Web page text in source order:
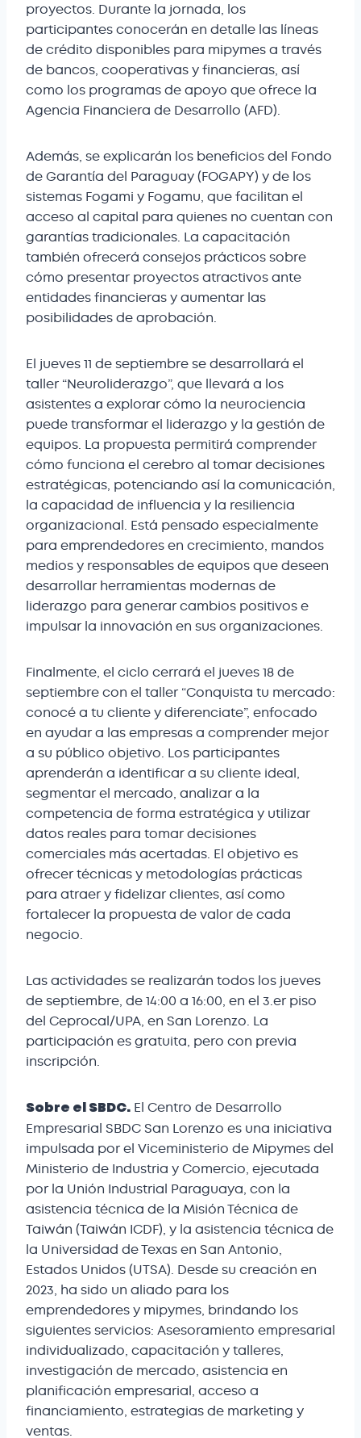
proyectos. Durante la jornada, los
participantes conocerán en detalle las líneas
de crédito disponibles para mipymes a través
de bancos, cooperativas y financieras, así
como los programas de apoyo que ofrece la
Agencia Financiera de Desarrollo (AFD).
Además, se explicarán los beneficios del Fondo
de Garantía del Paraguay (FOGAPY) y de los
sistemas Fogami y Fogamu, que facilitan el
acceso al capital para quienes no cuentan con
garantías tradicionales. La capacitación
también ofrecerá consejos prácticos sobre
cómo presentar proyectos atractivos ante
entidades financieras y aumentar las
posibilidades de aprobación.
El jueves 11 de septiembre se desarrollará el
taller “Neuroliderazgo”, que llevará a los
asistentes a explorar cómo la neurociencia
puede transformar el liderazgo y la gestión de
equipos. La propuesta permitirá comprender
cómo funciona el cerebro al tomar decisiones
estratégicas, potenciando así la comunicación,
la capacidad de influencia y la resiliencia
organizacional. Está pensado especialmente
para emprendedores en crecimiento, mandos
medios y responsables de equipos que deseen
desarrollar herramientas modernas de
liderazgo para generar cambios positivos e
impulsar la innovación en sus organizaciones.
Finalmente, el ciclo cerrará el jueves 18 de
septiembre con el taller “Conquista tu mercado:
conocé a tu cliente y diferenciate”, enfocado
en ayudar a las empresas a comprender mejor
a su público objetivo. Los participantes
aprenderán a identificar a su cliente ideal,
segmentar el mercado, analizar a la
competencia de forma estratégica y utilizar
datos reales para tomar decisiones
comerciales más acertadas. El objetivo es
ofrecer técnicas y metodologías prácticas
para atraer y fidelizar clientes, así como
fortalecer la propuesta de valor de cada
negocio.
Las actividades se realizarán todos los jueves
de septiembre, de 14:00 a 16:00, en el 3.er piso
del Ceprocal/UPA, en San Lorenzo. La
participación es gratuita, pero con previa
inscripción.
Sobre el SBDC. El Centro de Desarrollo
Empresarial SBDC San Lorenzo es una iniciativa
impulsada por el Viceministerio de Mipymes del
Ministerio de Industria y Comercio, ejecutada
por la Unión Industrial Paraguaya, con la
asistencia técnica de la Misión Técnica de
Taiwán (Taiwán ICDF), y la asistencia técnica de
la Universidad de Texas en San Antonio,
Estados Unidos (UTSA). Desde su creación en
2023, ha sido un aliado para los
emprendedores y mipymes, brindando los
siguientes servicios: Asesoramiento empresarial
individualizado, capacitación y talleres,
investigación de mercado, asistencia en
planificación empresarial, acceso a
financiamiento, estrategias de marketing y
ventas.